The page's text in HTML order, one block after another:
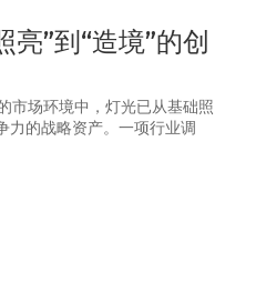
”到“造境”的创
市场环境中，灯光已从基础照
力的战略资产。一项行业调